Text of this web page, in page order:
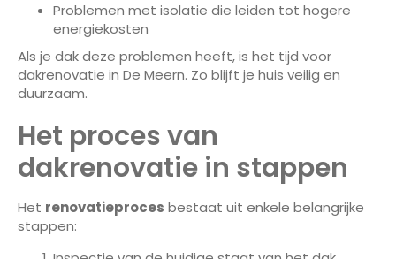
Problemen met isolatie die leiden tot hogere
energiekosten
Als je dak deze problemen heeft, is het tijd voor
dakrenovatie in De Meern. Zo blijft je huis veilig en
duurzaam.
Het proces van
dakrenovatie in stappen
Het renovatieproces bestaat uit enkele belangrijke
stappen: